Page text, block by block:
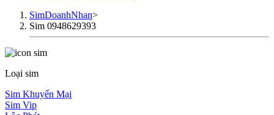
SimDoanhNhan>
Sim 0948629393
Loại sim
Sim Khuyến Mại
Sim Vip